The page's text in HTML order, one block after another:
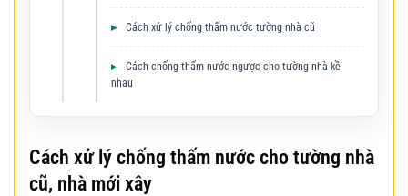
Cách xử lý chống thấm nước tường nhà cũ
Cách chống thấm nước ngược cho tường nhà kề
nhau
Cách xử lý chống thấm nước cho tường nhà
cũ, nhà mới xây